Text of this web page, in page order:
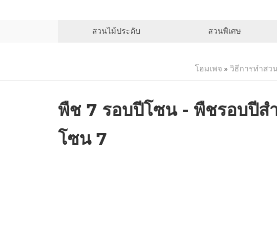
สวนไม้ประดับ สวนพิเศษ
โฮมเพจ » วิธีการทำสว
พืช 7 รอบปีโซน - พืชรอบปีส
โซน 7